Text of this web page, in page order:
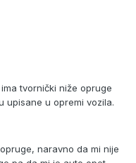
tvornički niže opruge
upisane u opremi vozila.
naravno da mi nije